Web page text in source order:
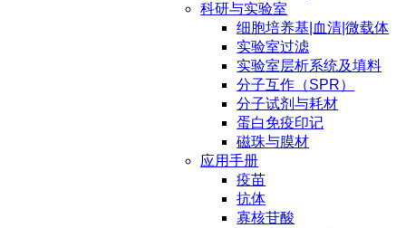
科研与实验室
细胞培养基|血清|微载体
实验室过滤
实验室层析系统及填料
分子互作（SPR）
分子试剂与耗材
蛋白免疫印记
磁珠与膜材
应用手册
疫苗
抗体
寡核苷酸